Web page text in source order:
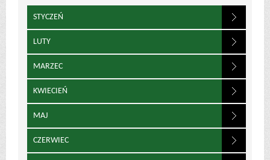
STYCZEŃ
LUTY
MARZEC
KWIECIEŃ
MAJ
CZERWIEC